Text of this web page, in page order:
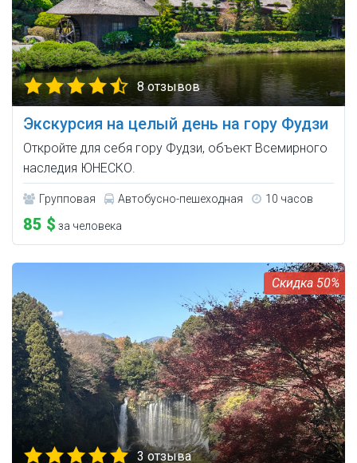
8 отзывов
Экскурсия на целый день на гору Фудзи
Откройте для себя гору Фудзи, объект Всемирного
наследия ЮНЕСКО.
Групповая Автобусно-пешеходная 10 часов
85 $ за человека
50%
3 отзыва